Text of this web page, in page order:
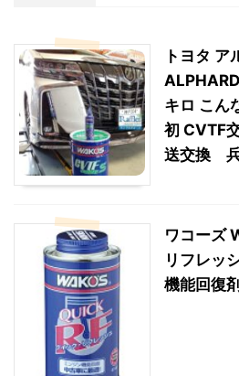
トヨタ ア
キロ こん
初 CVTF
送交換 兵
ワコーズ
リフレッ
機能回復剤